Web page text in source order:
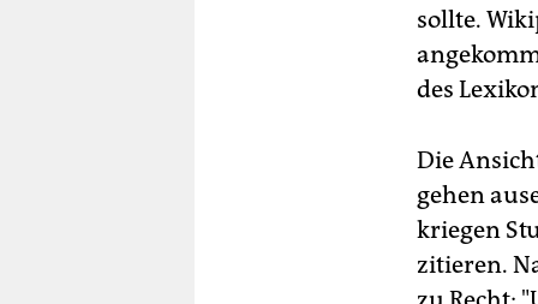
sollte.
des
Die
gehen
kriegen
zitieren.